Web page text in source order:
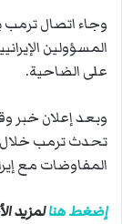
وجاء اتصال ترمب
المسؤولين
على الضاحية.
وبعد إعلان خبر
تحدث ترمب خلال
المفاوضات مع
إضغط هنالمزيد